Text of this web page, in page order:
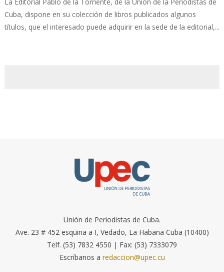
Cuba, dispone en su colección de libros publicados algunos
títulos, que el interesado puede adquirir en la sede de la editorial,...
Unión de Periodistas de Cuba.
Ave. 23 # 452 esquina a I, Vedado, La Habana Cuba (10400)
Telf. (53) 7832 4550 | Fax: (53) 7333079
Escríbanos a redaccion@upec.cu